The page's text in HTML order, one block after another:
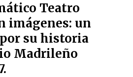
Teatro
imágenes: un
su historia
Madrileño